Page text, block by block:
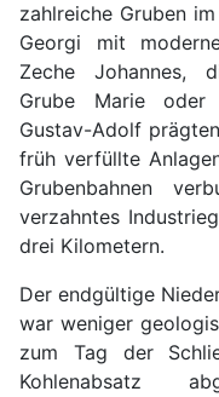
zahlreiche Gruben
Georgi mit
Zeche Johannes,
Grube Marie
Gustav-Adolf
früh verfüllte
Grubenbahnen
verzahntes
drei Kilometern.
Der endgültige
war weniger
zum Tag der
Kohlenabsatz